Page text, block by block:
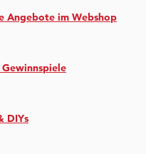
Angebote im Webshop
DIYs